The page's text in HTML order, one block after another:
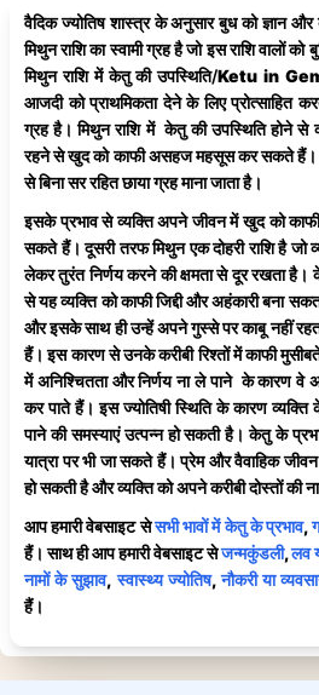
वैदिक ज्योतिष शास्त्र के अनुसार बुध को ज्ञान और
मिथुन राशि का स्वामी ग्रह है जो इस राशि वालों को
मिथुन राशि में केतु की उपस्थिति/Ketu in
आजदी को प्राथमिकता देने के लिए प्रोत्साहित
ग्रह है। मिथुन राशि में केतु की उपस्थिति होने से
रहने से खुद को काफी असहज महसूस कर सकते हैं।
से बिना सर रहित छाया ग्रह माना जाता है।
इसके प्रभाव से व्यक्ति अपने जीवन में खुद को
सकते हैं। दूसरी तरफ मिथुन एक दोहरी राशि है जो
लेकर तुरंत निर्णय करने की क्षमता से दूर रखता है।
से यह व्यक्ति को काफी जिद्दी और अहंकारी बना
और इसके साथ ही उन्हें अपने गुस्से पर काबू नहीं
हैं। इस कारण से उनके करीबी रिश्तों में काफी
में अनिश्चितता और निर्णय ना ले पाने के कारण वे
कर पाते हैं। इस ज्योतिषी स्थिति के कारण
पाने की समस्याएं उत्पन्न हो सकती है। केतु के
यात्रा पर भी जा सकते हैं। प्रेम और वैवाहिक
हो सकती है और व्यक्ति को अपने करीबी दोस्तों की
आप हमारी वेबसाइट सेसभी भावों मेंकेतु के प्रभाव,
हैं। साथ ही आप हमारी वेबसाइट सेजन्मकुंडली,लव
नामों के सुझाव,स्वास्थ्य ज्योतिष,नौकरी या
हैं।